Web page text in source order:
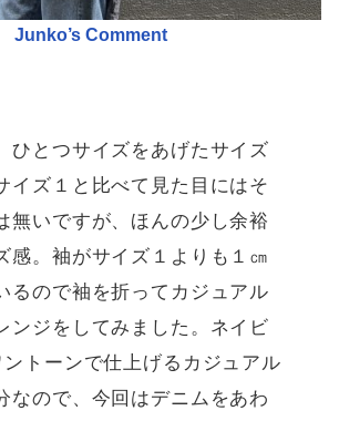
Junko’s Comment
ひとつサイズをあげたサイズ
イズ１と比べて見た目にはそ
無いですが、ほんの少し余裕
感。袖がサイズ１よりも１㎝
るので袖を折ってカジュアル
ンジをしてみました。ネイビ
トーンで仕上げるカジュアル
なので、今回はデニムをあわ